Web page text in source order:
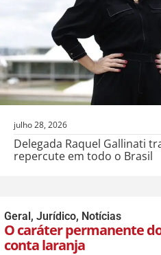
julho 28, 2026
Delegada Raquel Gallinati
repercute em todo o Brasil
Geral, Jurídico, Notícias
O caráter permanente
conta laranja